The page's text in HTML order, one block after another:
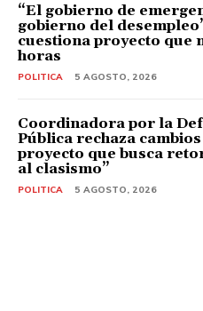
“El gobierno de
gobierno del
cuestiona proyecto que
horas
POLITICA 5 AGOSTO, 2026
Coordinadora por la
Pública rechaza cambios
proyecto que busca
al clasismo”
POLITICA 5 AGOSTO, 2026